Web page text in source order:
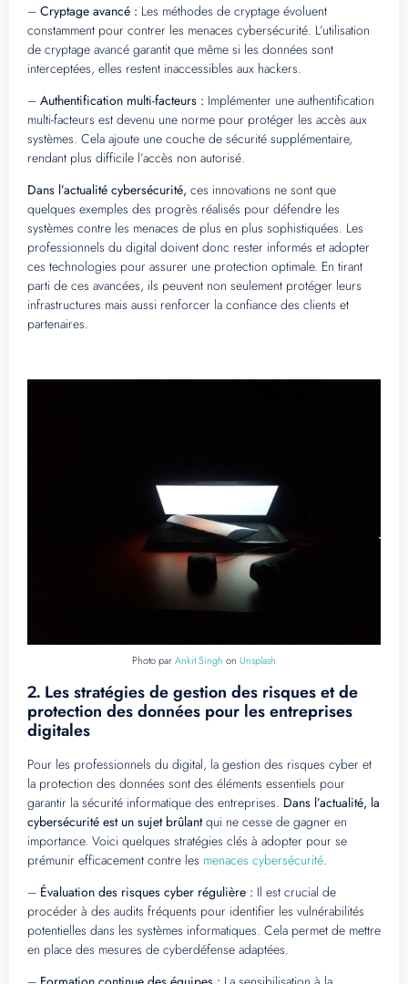
– Cryptage avancé : Les méthodes de cryptage évoluent
constamment pour contrer les menaces cybersécurité. L’utilisation
de cryptage avancé garantit que même si les données sont
interceptées, elles restent inaccessibles aux hackers.
– Authentification multi-facteurs : Implémenter une authentification
multi-facteurs est devenu une norme pour protéger les accès aux
systèmes. Cela ajoute une couche de sécurité supplémentaire,
rendant plus difficile l’accès non autorisé.
Dans l’actualité cybersécurité, ces innovations ne sont que
quelques exemples des progrès réalisés pour défendre les
systèmes contre les menaces de plus en plus sophistiquées. Les
professionnels du digital doivent donc rester informés et adopter
ces technologies pour assurer une protection optimale. En tirant
parti de ces avancées, ils peuvent non seulement protéger leurs
infrastructures mais aussi renforcer la confiance des clients et
partenaires.
Photo parAnkit Singh on Unsplash
2. Les stratégies de gestion des risques et de
protection des données pour les entreprises
digitales
Pour les professionnels du digital, la gestion des risques cyber et
la protection des données sont des éléments essentiels pour
garantir la sécurité informatique des entreprises. Dans l’actualité, la
cybersécurité est un sujet brûlantqui ne cesse de gagner en
importance. Voici quelques stratégies clés à adopter pour se
prémunir efficacement contre les menaces cybersécurité.
– Évaluation des risques cyber régulière : Il est crucial de
procéder à des audits fréquents pour identifier les vulnérabilités
potentielles dans les systèmes informatiques. Cela permet de mettre
en place des mesures de cyberdéfense adaptées.